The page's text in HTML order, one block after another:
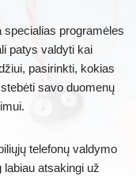
programėles
patys valdyti kai
pasirinkti, kokias
savo duomenų
telefonų valdymo
labiau atsakingi už